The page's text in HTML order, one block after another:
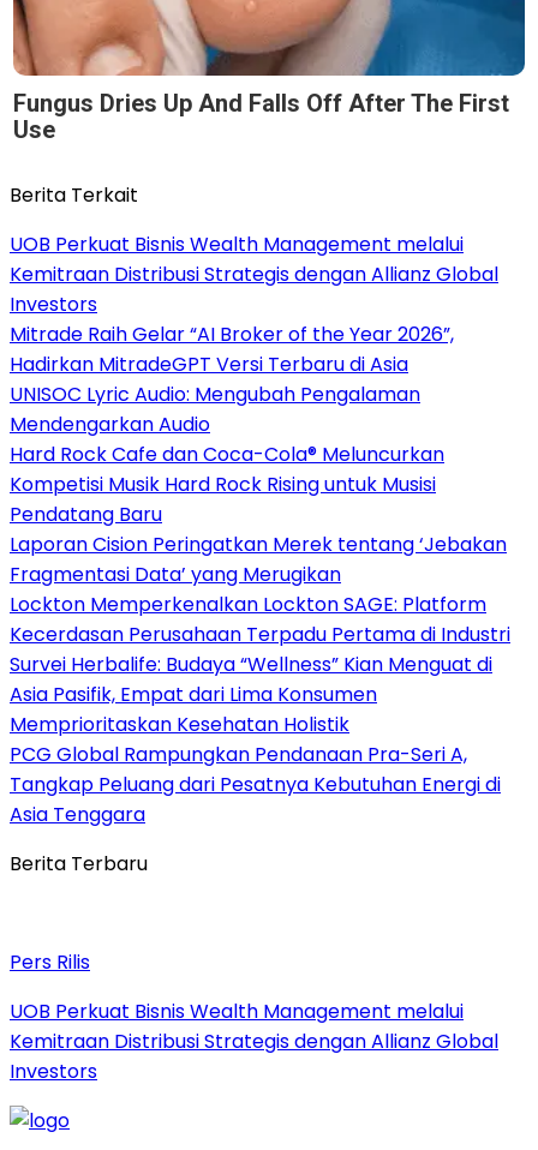
Fungus Dries Up And Falls Off After The First
Use
Berita Terkait
UOB Perkuat Bisnis Wealth Management melalui
Kemitraan Distribusi Strategis dengan Allianz Global
Investors
Mitrade Raih Gelar “AI Broker of the Year 2026”,
Hadirkan MitradeGPT Versi Terbaru di Asia
UNISOC Lyric Audio: Mengubah Pengalaman
Mendengarkan Audio
Hard Rock Cafe dan Coca-Cola® Meluncurkan
Kompetisi Musik Hard Rock Rising untuk Musisi
Pendatang Baru
Laporan Cision Peringatkan Merek tentang ‘Jebakan
Fragmentasi Data’ yang Merugikan
Lockton Memperkenalkan Lockton SAGE: Platform
Kecerdasan Perusahaan Terpadu Pertama di Industri
Survei Herbalife: Budaya “Wellness” Kian Menguat di
Asia Pasifik, Empat dari Lima Konsumen
Memprioritaskan Kesehatan Holistik
PCG Global Rampungkan Pendanaan Pra-Seri A,
Tangkap Peluang dari Pesatnya Kebutuhan Energi di
Asia Tenggara
Berita Terbaru
Pers Rilis
UOB Perkuat Bisnis Wealth Management melalui
Kemitraan Distribusi Strategis dengan Allianz Global
Investors